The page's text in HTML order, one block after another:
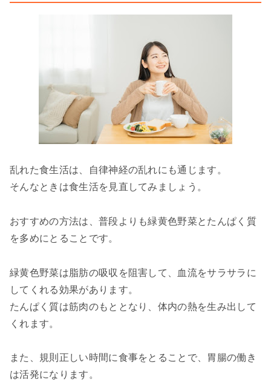
乱れた食生活は、自律神経の乱れにも通じます。
そんなときは食生活を見直してみましょう。
おすすめの方法は、普段よりも緑黄色野菜とたんぱく質
を多めにとることです。
緑黄色野菜は脂肪の吸収を阻害して、血流をサラサラに
してくれる効果があります。
たんぱく質は筋肉のもととなり、体内の熱を生み出して
くれます。
また、規則正しい時間に食事をとることで、胃腸の働き
は活発になります。